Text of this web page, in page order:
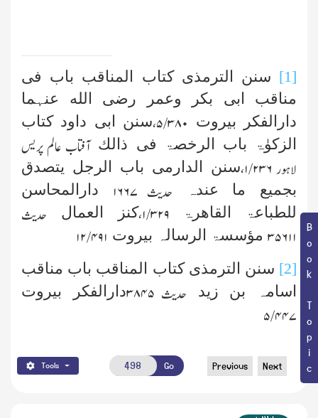
Book Topic
[1] سنن الترمذی کتاب المناقب باب فی
مناقب ابی بکر وعمر رضی الله عنہما
دارالفکر بیروت ۵/۳۸۰، سنن ابی داود کتاب
الزکوٰۃ باب الرخصۃ فی ذالكآفتاب عالم پریس
لاہور ۱/۲۳۶، سنن الدارمی باب الرجل یتصدق
بجمیع ما عندہ حدیث ۱۶۶۷
دارالمحاسن
للطباعۃ القاھرۃ ۱/۳۲۹، کنز العمال حدیث
۳۵۶۱۱ مؤسسۃ الرسالہ بیروت ۱۲/۴۹۱
[2] سنن الترمذی کتاب المناقب باب مناقب
اسامہ بن زید حدیث ۳۸۴۵دارالفکر بیروت
۵/۴۴۷
Tools Go Previous Next